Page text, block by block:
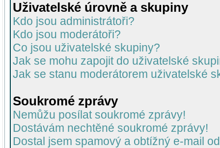
Uživatelské úrovně a skupiny
Kdo jsou administrátoři?
Kdo jsou moderátoři?
Co jsou uživatelské skupiny?
Jak se mohu zapojit do uživatelské
Jak se stanu moderátorem uživatelské
Soukromé zprávy
Nemůžu posílat soukromé zprávy!
Dostávám nechtěné soukromé zprávy!
Dostal jsem spamový a obtížný e-mail